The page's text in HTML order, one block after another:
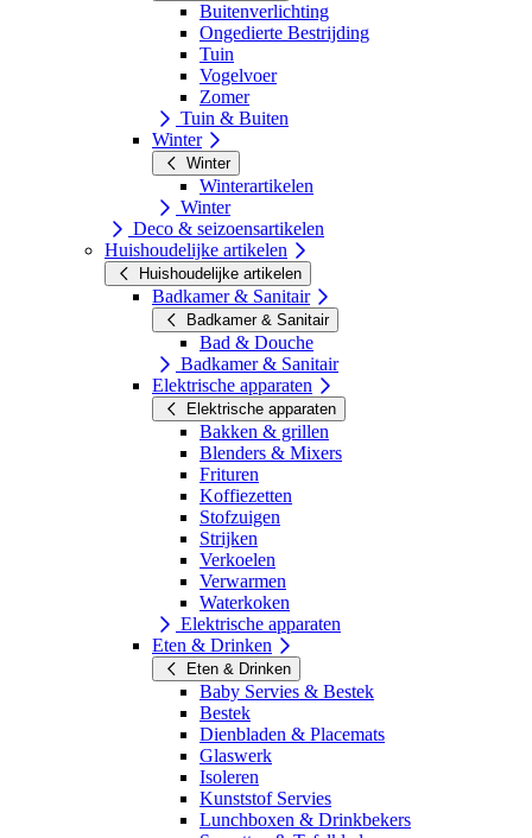
Buitenverlichting
Ongedierte Bestrijding
Tuin
Vogelvoer
Zomer
Tuin & Buiten
Winter
Winter
Winterartikelen
Winter
Deco & seizoensartikelen
Huishoudelijke artikelen
Huishoudelijke artikelen
Badkamer & Sanitair
Badkamer & Sanitair
Bad & Douche
Badkamer & Sanitair
Elektrische apparaten
Elektrische apparaten
Bakken & grillen
Blenders & Mixers
Frituren
Koffiezetten
Stofzuigen
Strijken
Verkoelen
Verwarmen
Waterkoken
Elektrische apparaten
Eten & Drinken
Eten & Drinken
Baby Servies & Bestek
Bestek
Dienbladen & Placemats
Glaswerk
Isoleren
Kunststof Servies
Lunchboxen & Drinkbekers